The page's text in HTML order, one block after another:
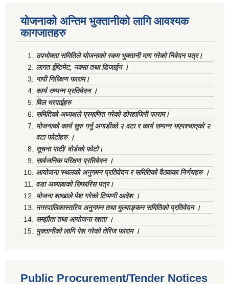
योजनाको अन्तिम भुक्तानीको लागि आवश्यक
कागजातहरु
उपभोक्ता समितिले योजनाको रकम भुक्तानी माग गरेको निवेदन पत्र।
लागत ईष्टिमेट, नक्सा तथा डिजाईन ।
नापी निरिक्षण फाराम।
कार्य सम्पन्न प्रतिवेदन ।
विल भरपाईहरु
समितिको अध्यक्षले प्रमाणित गरेको डोरहाजिरी फाराम।
योजनाको कार्य सुरु गर्नु अगाडीको २ वटा र कार्य सम्पन्न भएपश्चात्‌को २
वटा फोटोहरु ।
सूचना पाटी/ वोर्डको फोटो।
सार्वजनिक परिक्षण प्रतिवेदन ।
आयोजना स्थलको अनुगमन प्रतिवेदन र समितिको वैठकका निर्णयहरु ।
वडा अध्याक्षको सिफारिस पत्र।
योजना शाखाले पेश गरेको टिप्पणी आदेश ।
नगरपालिकास्तरिय अनुगमन तथा मुल्याङ्कन समितिको प्रतिवेदन ।
सम्झौता तथा आयोजना खाता ।
भुक्तानीको लागि पेश गरेको तेरिज फाराम ।
Public Procurement/Tender Notices